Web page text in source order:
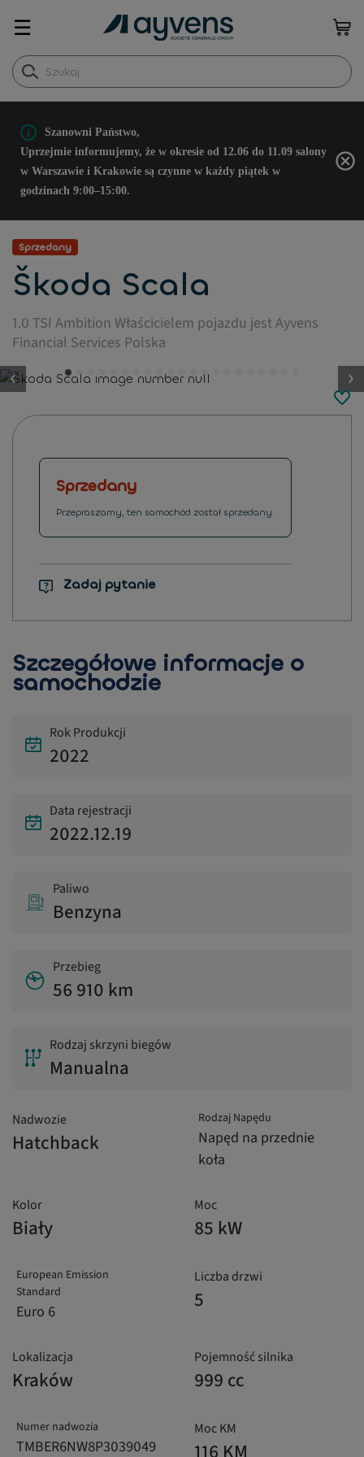
☰
Szanowni Państwo,
Uprzejmie informujemy, że w okresie od 12.06 do 11.09 salony
w Warszawie i Krakowie są czynne w każdy piątek w
godzinach 9:00–15:00.
Sprzedany
Škoda Scala
1.0 TSI Ambition Właścicielem pojazdu jest Ayvens
Financial Services Polska
button.previous
Sprzedany
Przepraszamy, ten samochód został sprzedany.
Zadaj pytanie
Szczegółowe informacje o
samochodzie
Rok Produkcji
2022
Data rejestracji
2022.12.19
Paliwo
Benzyna
Przebieg
56 910 km
Rodzaj skrzyni biegów
Manualna
Nadwozie
Hatchback
Rodzaj Napędu
Napęd na przednie
koła
Kolor
Biały
Moc
85 kW
European Emission
Standard
Euro 6
Liczba drzwi
5
Lokalizacja
Kraków
Pojemność silnika
999 cc
Numer nadwozia
TMBER6NW8P3039049
Moc KM